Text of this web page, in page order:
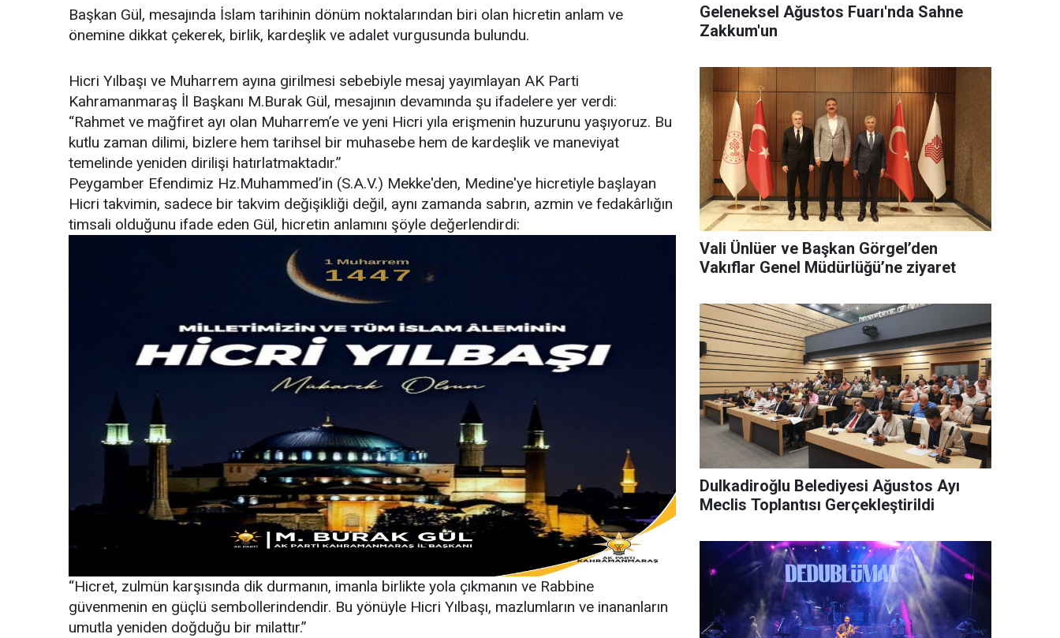
Başkan Gül, mesajında İslam tarihinin dönüm noktalarından biri olan hicretin anlam ve
önemine dikkat çekerek, birlik, kardeşlik ve adalet vurgusunda bulundu.
Hicri Yılbaşı ve Muharrem ayına girilmesi sebebiyle mesaj yayımlayan AK Parti
Kahramanmaraş İl Başkanı M.Burak Gül, mesajının devamında şu ifadelere yer verdi:
“Rahmet ve mağfiret ayı olan Muharrem’e ve yeni Hicri yıla erişmenin huzurunu yaşıyoruz. Bu
kutlu zaman dilimi, bizlere hem tarihsel bir muhasebe hem de kardeşlik ve maneviyat
temelinde yeniden dirilişi hatırlatmaktadır.”
Peygamber Efendimiz Hz.Muhammed’in (S.A.V.) Mekke'den, Medine'ye hicretiyle başlayan
Hicri takvimin, sadece bir takvim değişikliği değil, aynı zamanda sabrın, azmin ve fedakârlığın
timsali olduğunu ifade eden Gül, hicretin anlamını şöyle değerlendirdi:
“Hicret, zulmün karşısında dik durmanın, imanla birlikte yola çıkmanın ve Rabbine
güvenmenin en güçlü sembollerindendir. Bu yönüyle Hicri Yılbaşı, mazlumların ve inananların
umutla yeniden doğduğu bir milattır.”
Geleneksel Ağustos Fuarı'nda Sahne
Zakkum'un
Vali Ünlüer ve Başkan Görgel’den
Vakıflar Genel Müdürlüğü’ne ziyaret
Dulkadiroğlu Belediyesi Ağustos Ayı
Meclis Toplantısı Gerçekleştirildi